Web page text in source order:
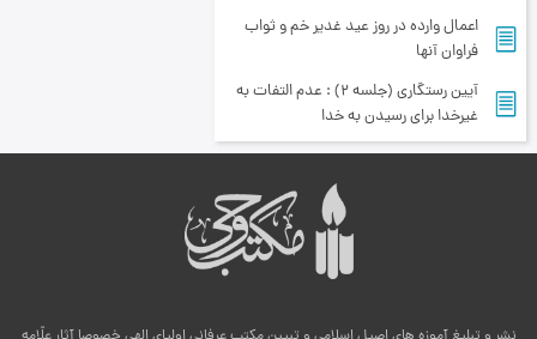
اعمال وارده در روز عید غدیر خم و ثواب
فراوان آنها
آیین رستگاری (جلسه 2) : عدم التفات به
غیرخدا براى رسیدن به خدا